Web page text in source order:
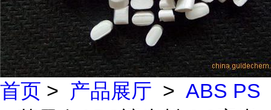
首页 > 产品展厅 > ABS PS